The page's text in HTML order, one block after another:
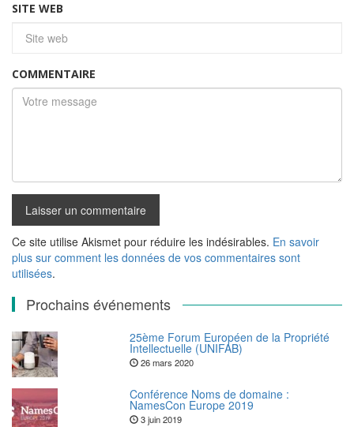
SITE WEB
COMMENTAIRE
Ce site utilise Akismet pour réduire les indésirables. En savoir
plus sur comment les données de vos commentaires sont
utilisées.
Prochains événements
25ème Forum Européen de la Propriété
Intellectuelle (UNIFAB)
26 mars 2020
Conférence Noms de domaine :
NamesCon Europe 2019
3 juin 2019